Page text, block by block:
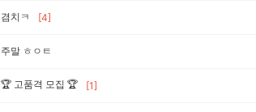
겸치ㅋ [4]
주말 ㅎㅇㅌ
🏆 고품격 모집 🏆 [1]